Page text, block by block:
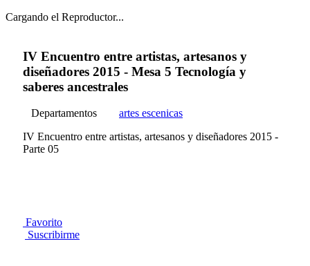
Cargando el Reproductor...
IV Encuentro entre artistas, artesanos y
diseñadores 2015 - Mesa 5 Tecnología y
saberes ancestrales
Departamentos
artes escenicas
IV Encuentro entre artistas, artesanos y diseñadores 2015 -
Parte 05
Favorito
Suscribirme